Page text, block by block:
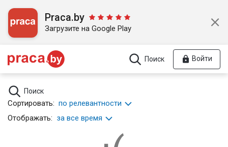
Praca.by
Загрузите на Google Play
Поиск Войти
Поиск
Сортировать: по релевантности
Отображать: за все время